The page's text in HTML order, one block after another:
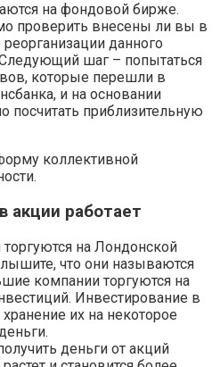
на фондовой бирже.
проверить внесены ли вы в
данного
шаг – попытаться
которые перешли в
и на основании
посчитать приблизительную
коллективной
акции работает
на Лондонской
что они называются
компании торгуются на
Инвестирование в
их на некоторое
деньги от акций